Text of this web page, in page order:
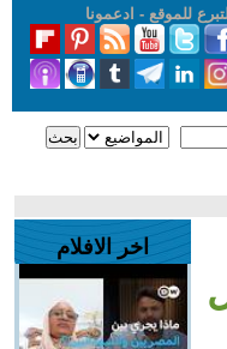
للموقع - ادعمونا
اخر الافلام